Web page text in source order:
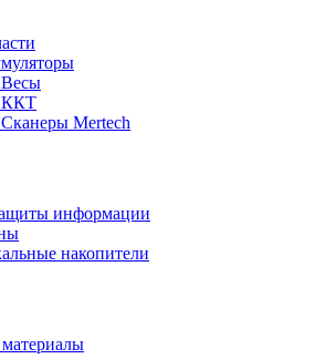
Mertech
информации
накопители